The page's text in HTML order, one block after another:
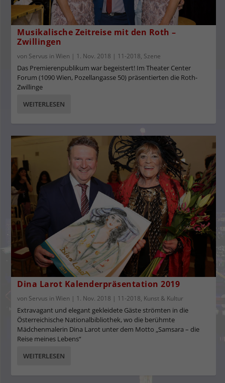
Musikalische Zeitreise mit den Roth –
Zwillingen
von Servus in Wien | 1. Nov. 2018 | 11-2018, Szene
Das Premierenpublikum war begeistert! Im Theater Center
Forum (1090 Wien, Pozellangasse 50) präsentierten die Roth-
Zwillinge
WEITERLESEN
Dina Larot Kalenderpräsentation 2019
von Servus in Wien | 1. Nov. 2018 | 11-2018, Kunst & Kultur
Extravagant und elegant gekleidete Gäste strömten in die
Österreichische Nationalbibliothek, wo die berühmte
Mädchenmalerin Dina Larot unter dem Motto „Samsara – die
Reise meines Lebens“
WEITERLESEN